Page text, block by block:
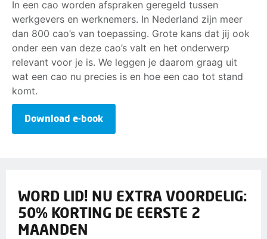
In een cao worden afspraken geregeld tussen
werkgevers en werknemers. In Nederland zijn meer
dan 800 cao’s van toepassing. Grote kans dat jij ook
onder een van deze cao’s valt en het onderwerp
relevant voor je is. We leggen je daarom graag uit
wat een cao nu precies is en hoe een cao tot stand
komt.
Download e-book
WORD LID! NU EXTRA VOORDELIG:
50% KORTING DE EERSTE 2
MAANDEN